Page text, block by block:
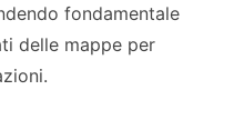
fondamentale
delle mappe per